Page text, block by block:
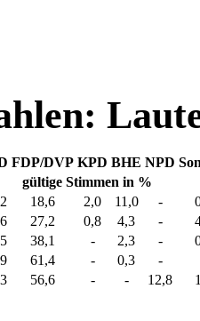
FDP/DVP KPD BHE NPD
gültige Stimmen in %
18,6 2,0 11,0 -
27,2 0,8 4,3 -
38,1 - 2,3 -
61,4 - 0,3
-
56,6 - - 12,8